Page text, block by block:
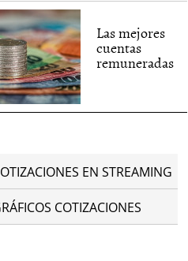
Las mejores
cuentas
remuneradas
EN STREAMING
COTIZACIONES